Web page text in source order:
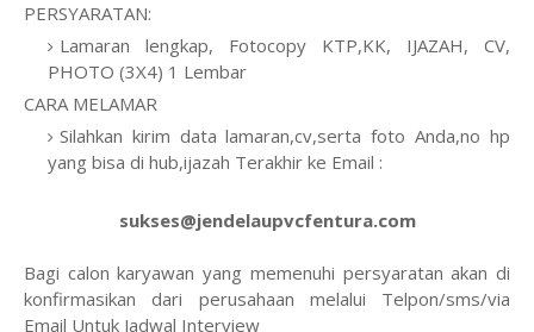
PERSYARATAN:
Lamaran lengkap, Fotocopy KTP,KK, IJAZAH, CV,
PHOTO (3X4) 1 Lembar
CARA MELAMAR
Silahkan kirim data lamaran,cv,serta foto Anda,no hp
yang bisa di hub,ijazah Terakhir ke Email :
sukses@jendelaupvcfentura.com
Bagi calon karyawan yang memenuhi persyaratan akan di
konfirmasikan dari perusahaan melalui Telpon/sms/via
Email Untuk Jadwal Interview